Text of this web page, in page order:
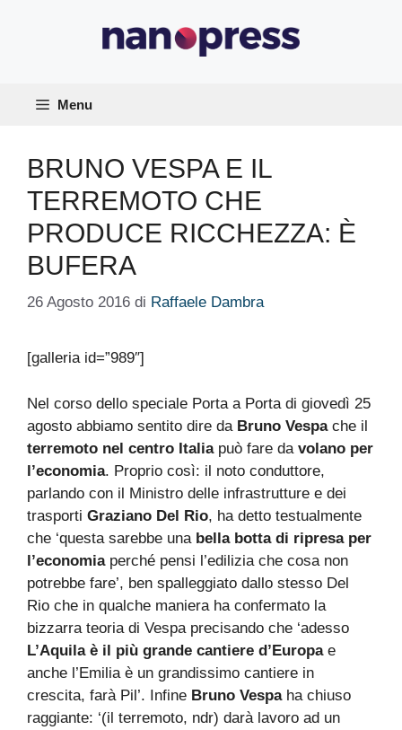
Menu
BRUNO VESPA E IL
TERREMOTO CHE
PRODUCE RICCHEZZA: È
BUFERA
26 Agosto 2016 di Raffaele Dambra
[galleria id=”989″]
Nel corso dello speciale Porta a Porta di giovedì 25
agosto abbiamo sentito dire da Bruno Vespache il
terremoto nel centro Italiapuò fare da volano per
l’economia. Proprio così: il noto conduttore,
parlando con il Ministro delle infrastrutture e dei
trasporti Graziano Del Rio, ha detto testualmente
che ‘questa sarebbe una bella botta di ripresa per
l’economiaperché pensi l’edilizia che cosa non
potrebbe fare’, ben spalleggiato dallo stesso Del
Rio che in qualche maniera ha confermato la
bizzarra teoria di Vespa precisando che ‘adesso
L’Aquila è il più grande cantiere d’Europae
anche l’Emilia è un grandissimo cantiere in
crescita, farà Pil’. Infine Bruno Vespaha chiuso
raggiante: ‘(il terremoto, ndr) darà lavoro ad un